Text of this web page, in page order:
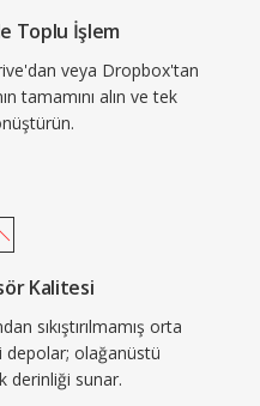
Toplu İşlem
veya Dropbox'tan
tamamını alın ve tek
Kalitesi
sıkıştırılmamış orta
olağanüstü
derinliği sunar.